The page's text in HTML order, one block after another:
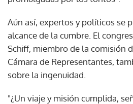
Aún así, expertos y políticos se
alcance de la cumbre. El
Schiff, miembro de la comisión
Cámara de Representantes,
sobre la ingenuidad.
"¿Un viaje y misión cumplida,